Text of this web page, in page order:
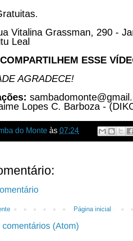
Vitalina Grassman, 290 -
Leal
ESSE
AGRADECE!
Lopes C. Barboza -
do Monte às 07:24
Página inicial
comentários (Atom)